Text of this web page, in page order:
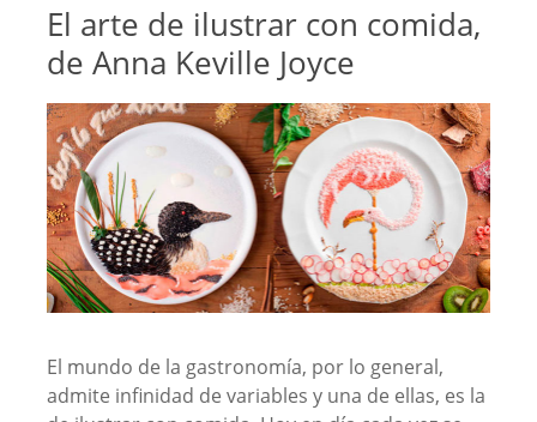
El arte de ilustrar con comida,
de Anna Keville Joyce
El mundo de la gastronomía, por lo general,
admite infinidad de variables y una de ellas, es la